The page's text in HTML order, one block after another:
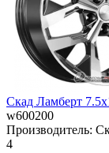
Скад Ламберт
w600200
Производитель:
4